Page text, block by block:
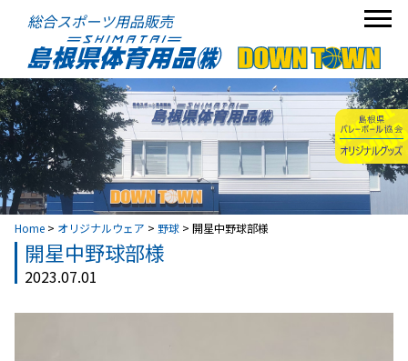
総合スポーツ用品販売
Home > オリジナルウェア > 野球 > 開星中野球部様
開星中野球部様
2023.07.01